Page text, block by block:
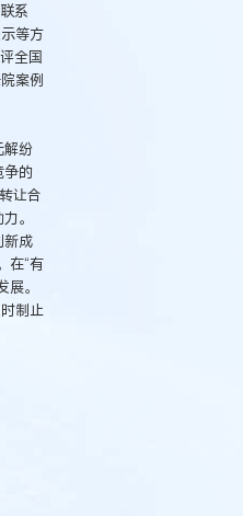
系
等方
全国
案例
解纷
的
让合
。
新成
在“有
。
制止